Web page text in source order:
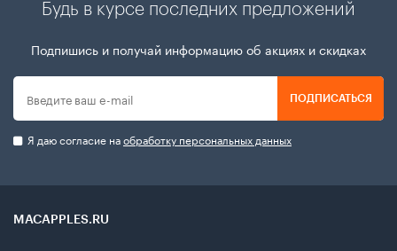
Будь в курсе последних предложений
Подпишись и получай информацию об акциях и скидках
ПОДПИСАТЬСЯ
Я даю согласие наобработку персональных данных
MACAPPLES.RU